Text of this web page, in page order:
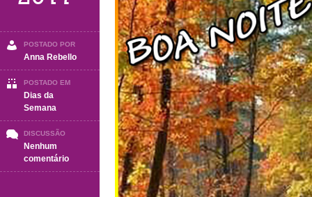
POSTADO POR
Anna Rebello
POSTADO EM
Dias da
Semana
DISCUSSÃO
Nenhum
comentárioem
Boa